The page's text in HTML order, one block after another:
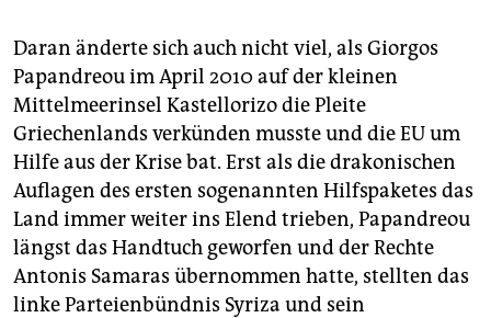
Daran änderte sich auch nicht viel, als Giorgos
Papandreou im April 2010 auf der kleinen
Mittelmeerinsel Kastellorizo die Pleite
Griechenlands verkünden musste und die EU um
Hilfe aus der Krise bat. Erst als die drakonischen
Auflagen des ersten sogenannten Hilfspaketes das
Land immer weiter ins Elend trieben, Papandreou
längst das Handtuch geworfen und der Rechte
Antonis Samaras übernommen hatte, stellten das
linke Parteienbündnis Syriza und sein